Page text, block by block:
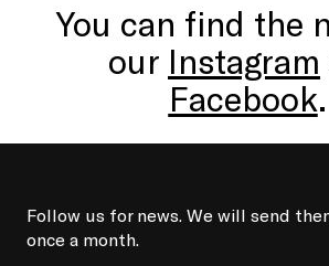
You can find the
our Instagram
Facebook.
Follow us for news. We will send
once a month.